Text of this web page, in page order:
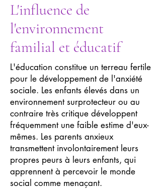
L'influence de
l'environnement
familial et éducatif
L'éducation constitue un terreau fertile
pour le développement de l'anxiété
sociale. Les enfants élevés dans un
environnement surprotecteur ou au
contraire très critique développent
fréquemment une faible estime d'eux-
mêmes. Les parents anxieux
transmettent involontairement leurs
propres peurs à leurs enfants, qui
apprennent à percevoir le monde
social comme menaçant.